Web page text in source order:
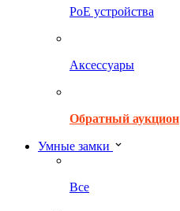
PoE устройства
Аксессуары
Обратный аукцион
Умные замки
Все